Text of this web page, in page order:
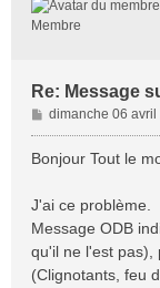
Membre
Re: Message
M
e
s
g
e
dimanche 06 avril
Bonjour Tout le
J'ai ce problème.
Message ODB
qu'il ne l'est pas),
(Clignotants, feu